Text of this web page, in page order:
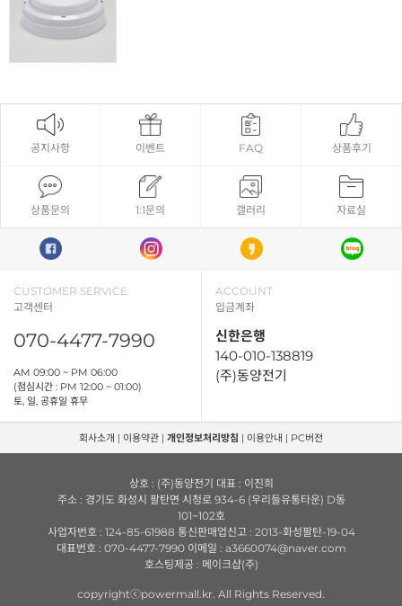
공지사항 이벤트 FAQ 상품후기
상품문의 1:1문의 갤러리 자료실
CUSTOMER SERVICE
고객센터
070-4477-7990
AM 09:00 ~ PM 06:00
(점심시간 : PM 12:00 ~ 01:00)
토, 일, 공휴일 휴무
ACCOUNT
입금계좌
신한은행
140-010-138819
(주)동양전기
회사소개 | 이용약관 | 개인정보처리방침 | 이용안내 | PC버전
상호 : (주)동양전기 대표 : 이진희
주소 : 경기도 화성시 팔탄면 시청로 934-6 (우리들유통타운) D동
101~102호
사업자번호 : 124-85-61988 통신판매업신고 : 2013-화성팔탄-19-04
대표번호 : 070-4477-7990 이메일 : a3660074@naver.com
호스팅제공 : 메이크샵(주)
copyrightⓒpowermall.kr. All Rights Reserved.